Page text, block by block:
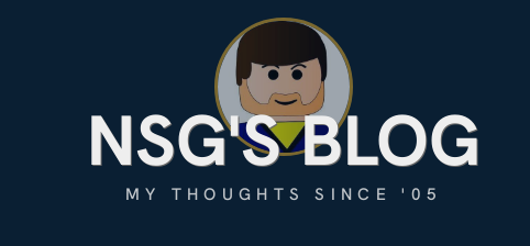
NSG'S BLOG
MY THOUGHTS SINCE '05